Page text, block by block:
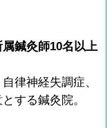
鍼灸師10名以上
律神経失調症、
する鍼灸院。